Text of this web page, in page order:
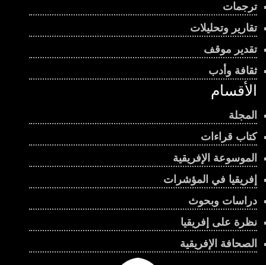
ترجمات
تقارير وتحليلات
تقدير موقف
ثقافة وأدب
الأقسام
المجلة
كتاب قراءات
الموسوعة الإفريقية
إفريقيا في المؤشرات
دراسات وبحوث
نظرة على إفريقيا
الصحافة الإفريقية